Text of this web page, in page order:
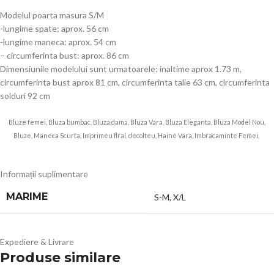
Modelul poarta masura S/M
-lungime spate: aprox. 56 cm
-lungime maneca: aprox. 54 cm
– circumferinta bust: aprox. 86 cm
Dimensiunile modelului sunt urmatoarele: inaltime aprox 1.73 m,
circumferinta bust aprox 81 cm, circumferinta talie 63 cm, circumferinta
solduri 92 cm
Bluze femei, Bluza bumbac, Bluza dama, Bluza Vara, Bluza Eleganta, Bluza Model Nou,
Bluze, Maneca Scurta, Imprimeu flral, decolteu, Haine Vara, Imbracaminte Femei,
Informații suplimentare
MARIME S-M, X/L
Expediere & Livrare
Produse similare